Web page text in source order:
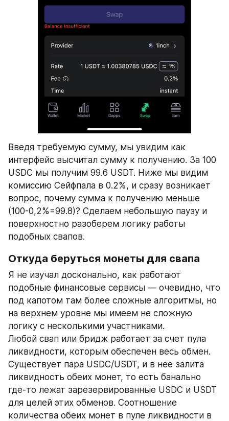
Введя требуемую сумму, мы увидим как
интерфейс высчитал сумму к получению. За 100
USDC мы получим 99.6 USDT. Ниже мы видим
комиссию Сейфпала в 0.2%, и сразу возникает
вопрос, почему сумма к получению меньше
(100-0,2%=99.8)? Сделаем небольшую паузу и
поверхностно разоберем логику работы
подобных свапов.
Откуда беруться монеты для свапа
Я не изучал досконально, как работают
подобные финансовые сервисы — очевидно, что
под капотом там более сложные алгоритмы, но
на верхнем уровне мы имеем не сложную
логику с несколькими участниками.
Любой свап или бридж работает за счет пула
ликвидности, которым обеспечен весь обмен.
Существует пара USDC/USDT, и в нее залита
ликвидность обеих монет, то есть банально
где-то лежат зарезервированные USDC и USDT
для целей этих обменов. Соотношение
количества обеих монет в пуле ликвидности в